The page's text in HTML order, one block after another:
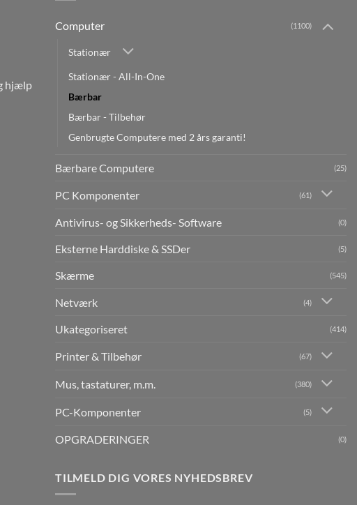
hjælp
Computer (1100)
Stationær
Stationær - All-In-One
Bærbar
Bærbar - Tilbehør
Genbrugte Computere med 2 års garanti!
Bærbare Computere (25)
PC Komponenter (61)
Antivirus- og Sikkerheds- Software (0)
Eksterne Harddiske & SSDer (5)
Skærme (545)
Netværk (4)
Ukategoriseret (414)
Printer & Tilbehør (67)
Mus, tastaturer, m.m. (380)
PC-Komponenter (5)
OPGRADERINGER (0)
TILMELD DIG VORES NYHEDSBREV